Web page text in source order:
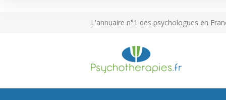
L'annuaire n°1 des psychologues en